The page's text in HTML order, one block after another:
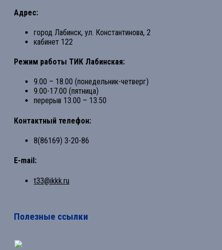
Адрес:
город Лабинск, ул. Константинова, 2
кабинет 122
Режим работы ТИК Лабинская:
9.00 – 18.00 (понедельник-четверг)
9.00-17.00 (пятница)
перерыв 13.00 – 13.50
Контактный телефон:
8(86169) 3-20-86
E-mail:
t33@ikkk.ru
Полезные ссылки